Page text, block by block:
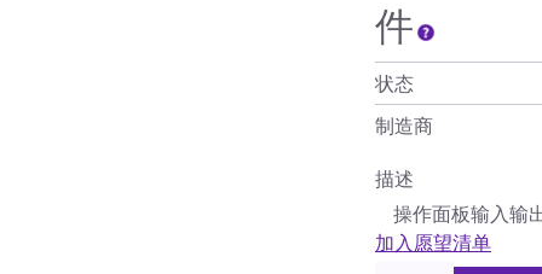
件
状态
制造商
描述
操作面板输入输
加入愿望清单